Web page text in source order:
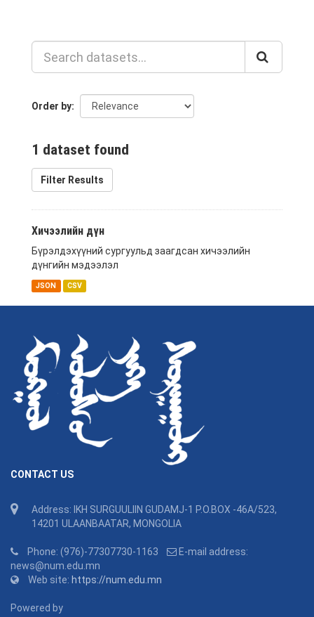
Order by
1 dataset found
Filter Results
Хичээлийн дүн
Бүрэлдэхүүний сургуульд заагдсан хичээлийн
дүнгийн мэдээлэл
JSON CSV
CONTACT US
Address: IKH SURGUULIIN GUDAMJ-1 P.O.BOX -46A/523,
14201 ULAANBAATAR, MONGOLIA
Phone: (976)-77307730-1163
E-mail address:
news@num.edu.mn
Web site: https://num.edu.mn
Powered by